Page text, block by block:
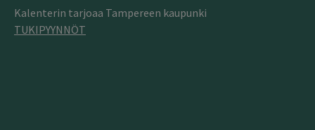
Kalenterin tarjoaa Tampereen kaupunki
TUKIPYYNNÖT